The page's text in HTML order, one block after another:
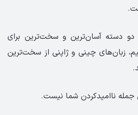
دو دسته آسان‌ترین و سخت‌ترین برای
زبان‌های چینی و ژاپنی از سخت‌ترین
جمله ناامیدکردن شما نیست.